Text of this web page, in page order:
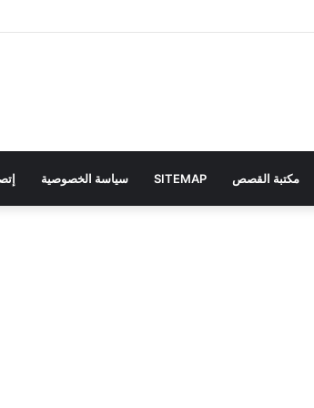
مكتبة القصص SITEMAP سياسة الخصوصية